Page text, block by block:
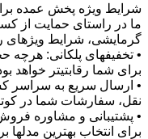
شرایط ویژه پخش عمده
ما در راستای حمایت از
گرمایشی، شرایط ویژهای
• تخفیفهای پلکانی:
برای شما رقابتیتر خواهد
• ارسال سریع به سراسر
نقل، سفارشات شما در
• پشتیبانی و مشاوره
برای انتخاب بهترین